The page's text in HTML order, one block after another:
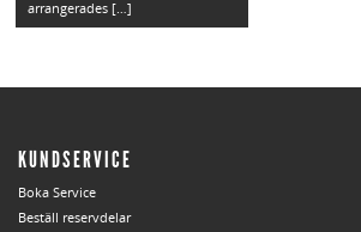
arrangerades […]
KUNDSERVICE
Boka Service
Beställ reservdelar